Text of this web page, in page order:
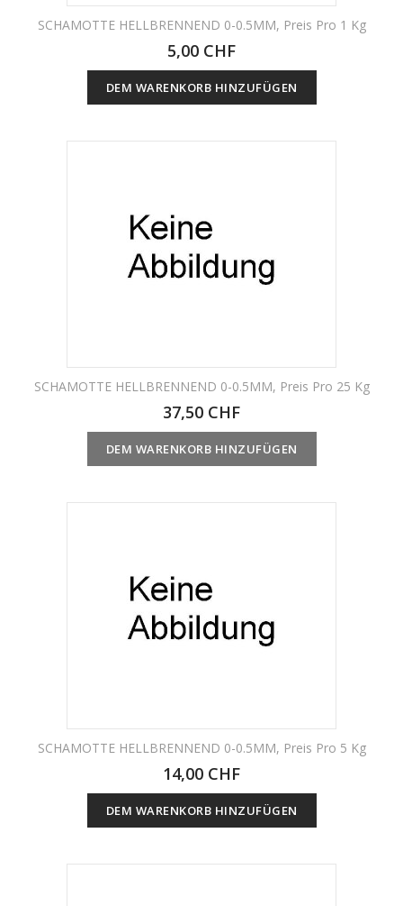
SCHAMOTTE HELLBRENNEND 0-0.5MM, Preis Pro 1 Kg
5,00 CHF
DEM WARENKORB HINZUFÜGEN
Nicht Auf Lager
SCHAMOTTE HELLBRENNEND 0-0.5MM, Preis Pro 25 Kg
37,50 CHF
DEM WARENKORB HINZUFÜGEN
SCHAMOTTE HELLBRENNEND 0-0.5MM, Preis Pro 5 Kg
14,00 CHF
DEM WARENKORB HINZUFÜGEN